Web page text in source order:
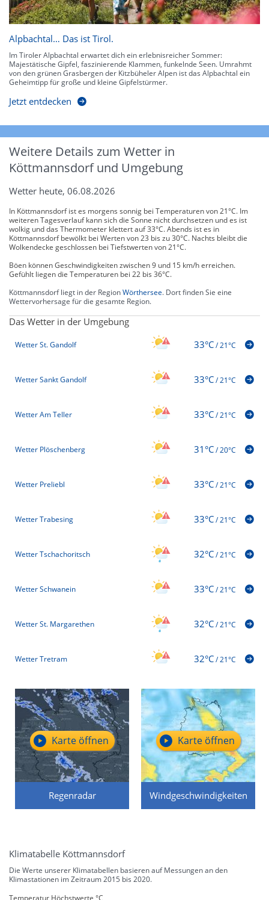
Alpbachtal… Das ist Tirol.
Im Tiroler Alpbachtal erwartet dich ein erlebnisreicher Sommer:
Majestätische Gipfel, faszinierende Klammen, funkelnde Seen. Umrahmt
von den grünen Grasbergen der Kitzbüheler Alpen ist das Alpbachtal ein
Geheimtipp für große und kleine Gipfelstürmer.
Jetzt entdecken
Weitere Details zum Wetter in
Köttmannsdorf und Umgebung
Wetter heute, 06.08.2026
In Köttmannsdorf ist es morgens sonnig bei Temperaturen von 21°C. Im
weiteren Tagesverlauf kann sich die Sonne nicht durchsetzen und es ist
wolkig und das Thermometer klettert auf 33°C. Abends ist es in
Köttmannsdorf bewölkt bei Werten von 23 bis zu 30°C. Nachts bleibt die
Wolkendecke geschlossen bei Tiefstwerten von 21°C.
Böen können Geschwindigkeiten zwischen 9 und 15 km/h erreichen.
Gefühlt liegen die Temperaturen bei 22 bis 36°C.
Köttmannsdorf liegt in der RegionWörthersee. Dort finden Sie eine
Wettervorhersage für die gesamte Region.
Das Wetter in der Umgebung
Wetter St. Gandolf 33°C/21°C
Wetter Sankt Gandolf 33°C/21°C
Wetter Am Teller 33°C/21°C
Wetter Plöschenberg 31°C/20°C
Wetter Preliebl 33°C/21°C
Wetter Trabesing 33°C/21°C
Wetter Tschachoritsch 32°C/21°C
Wetter Schwanein 33°C/21°C
Wetter St. Margarethen 32°C/21°C
Wetter Tretram 32°C/21°C
Regenradar
Karte öffnen
Windgeschwindigkeiten
Karte öffnen
Klimatabelle Köttmannsdorf
Die Werte unserer Klimatabellen basieren auf Messungen an den
Klimastationen im Zeitraum 2015 bis 2020.
Temperatur Höchstwerte °C